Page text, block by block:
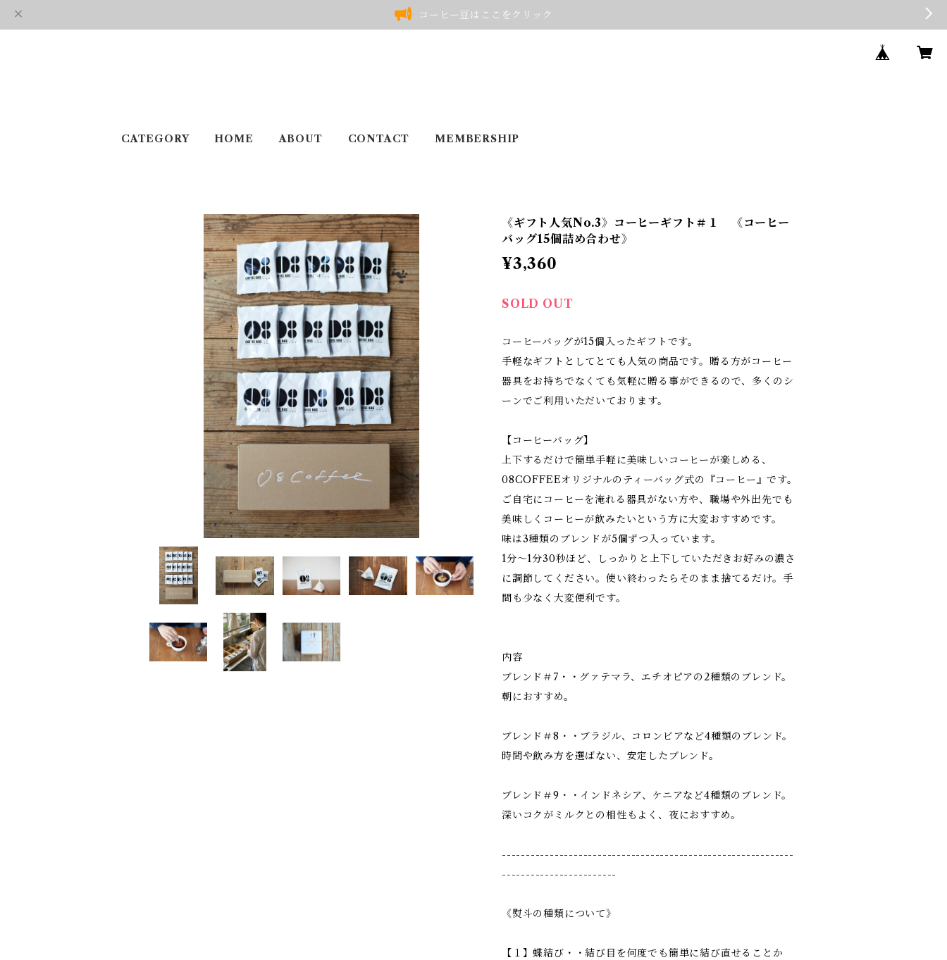
コーヒー豆はここをクリック
CATEGORY HOME ABOUT CONTACT MEMBERSHIP
《ギフト人気No.3》コーヒーギフト＃１ 《コーヒー
バッグ15個詰め合わせ》
¥3,360
SOLD OUT
コーヒーバッグが15個入ったギフトです。
手軽なギフトとしてとても人気の商品です。贈る方がコーヒー
器具をお持ちでなくても気軽に贈る事ができるので、多くのシ
ーンでご利用いただいております。
【コーヒーバッグ】
上下するだけで簡単手軽に美味しいコーヒーが楽しめる、
08COFFEEオリジナルのティーバッグ式の『コーヒー』です。
ご自宅にコーヒーを淹れる器具がない方や、職場や外出先でも
美味しくコーヒーが飲みたいという方に大変おすすめです。
味は3種類のブレンドが5個ずつ入っています。
1分～1分30秒ほど、しっかりと上下していただきお好みの濃さ
に調節してください。使い終わったらそのまま捨てるだけ。手
間も少なく大変便利です。
内容
ブレンド＃7・・グァテマラ、エチオピアの2種類のブレンド。
朝におすすめ。
ブレンド＃8・・ブラジル、コロンビアなど4種類のブレンド。
時間や飲み方を選ばない、安定したブレンド。
ブレンド＃9・・インドネシア、ケニアなど4種類のブレンド。
深いコクがミルクとの相性もよく、夜におすすめ。
-------------------------------------------------------------
------------------------
《熨斗の種類について》
【１】蝶結び・・結び目を何度でも簡単に結び直せることか